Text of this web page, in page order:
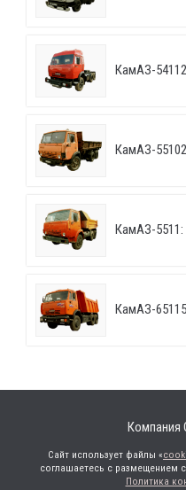
КамАЗ-
КамАЗ-
КамАЗ-5511:
КамАЗ-
Компания
Сайт использует файлы «
соглашаетесь с размещением
Политика